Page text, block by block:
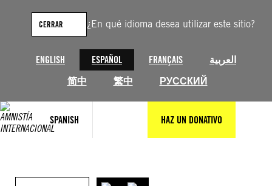
¿En qué idioma desea utilizar este sitio?
ENGLISH ESPAÑOL FRANÇAIS
العربية
简中
繁中 РУССКИЙ
CERRAR
SPANISH HAZ UN DONATIVO
contenido